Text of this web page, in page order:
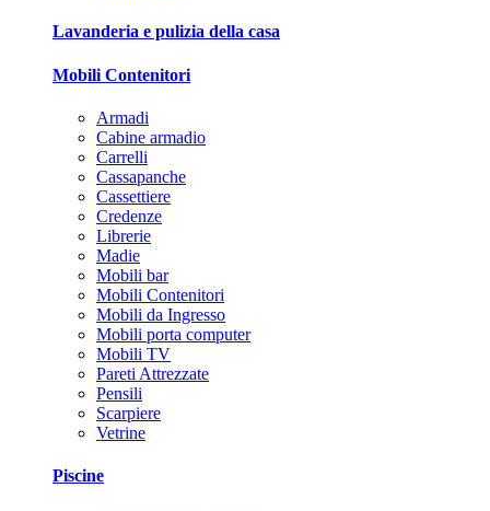
Lavanderia e pulizia della casa
Mobili Contenitori
Armadi
Cabine armadio
Carrelli
Cassapanche
Cassettiere
Credenze
Librerie
Madie
Mobili bar
Mobili Contenitori
Mobili da Ingresso
Mobili porta computer
Mobili TV
Pareti Attrezzate
Pensili
Scarpiere
Vetrine
Piscine